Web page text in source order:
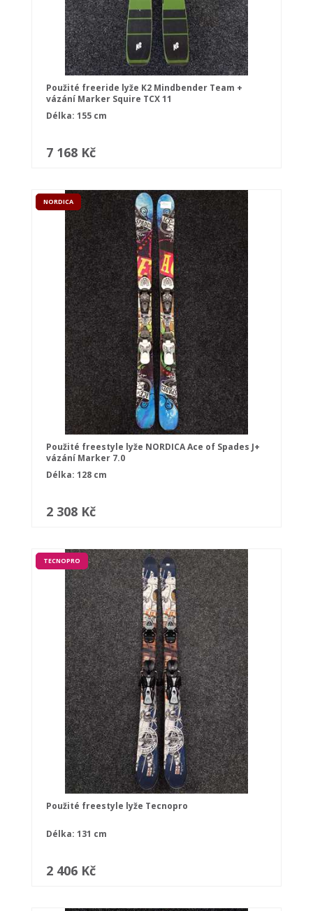
Použité freeride lyže K2 Mindbender Team +
vázání Marker Squire TCX 11
Délka: 155 cm
7 168 Kč
NORDICA
Použité freestyle lyže NORDICA Ace of Spades J+
vázání Marker 7.0
Délka: 128 cm
2 308 Kč
TECNOPRO
Použité freestyle lyže Tecnopro
Délka: 131 cm
2 406 Kč